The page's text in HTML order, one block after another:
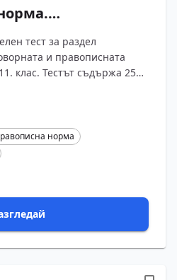
4)тест за раздел
и правописната
клас. Тестът съдържа 25
норма